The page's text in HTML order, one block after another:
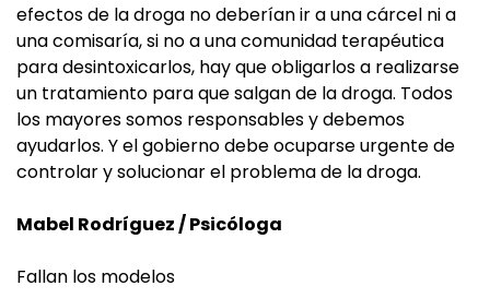
efectos de la droga no deberían ir a una cárcel ni a
una comisaría, si no a una comunidad terapéutica
para desintoxicarlos, hay que obligarlos a realizarse
un tratamiento para que salgan de la droga. Todos
los mayores somos responsables y debemos
ayudarlos. Y el gobierno debe ocuparse urgente de
controlar y solucionar el problema de la droga.
Mabel Rodríguez / Psicóloga
Fallan los modelos